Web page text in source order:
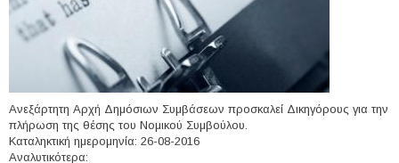
Ανεξάρτητη Αρχή Δημόσιων Συμβάσεων προσκαλεί Δικηγόρους για την
πλήρωση της θέσης του Νομικού Συμβούλου.
Καταληκτική ημερομηνία: 26-08-2016
Αναλυτικότερα: